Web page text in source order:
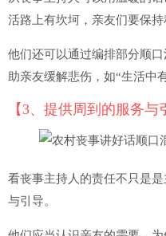
活路上有坎坷，亲友们要保持
他们还可以通过编排部分顺
助亲友缓解悲伤，如“生活中
【3、提供周到的服务与
看丧事主持人的责任不只是
与引导。